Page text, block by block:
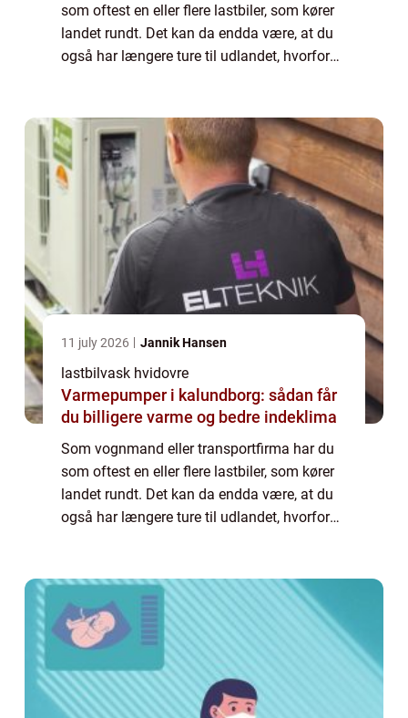
som oftest en eller flere lastbiler, som kører
landet rundt. Det kan da endda være, at du
også har længere ture til udlandet, hvorfor
11 july 2026 Jannik Hansen
lastbilvask hvidovre
Varmepumper i kalundborg: sådan får
du billigere varme og bedre indeklima
Som vognmand eller transportfirma har du
som oftest en eller flere lastbiler, som kører
landet rundt. Det kan da endda være, at du
også har længere ture til udlandet, hvorfor